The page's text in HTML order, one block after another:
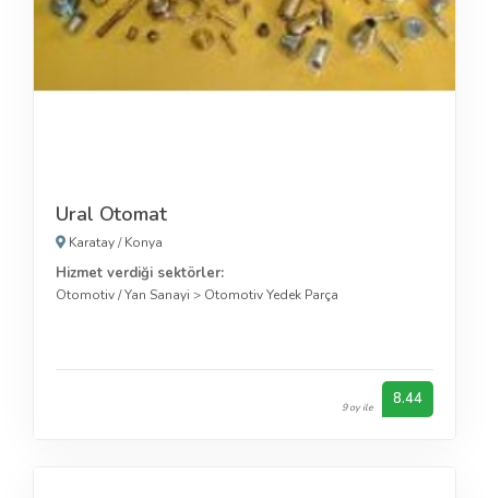
Ural Otomat
Karatay/Konya
Hizmet verdiği sektörler:
Otomotiv / Yan Sanayi > Otomotiv Yedek Parça
9 oy ile 8.44